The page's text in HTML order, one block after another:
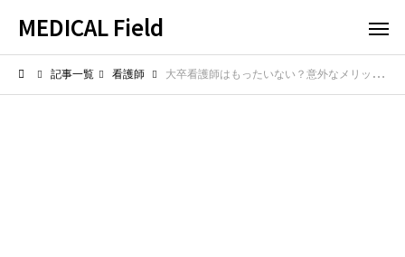
MEDICAL Field
記事一覧 看護師 大卒看護師はもったいない？意外なメリットを知れば考え方が変わる